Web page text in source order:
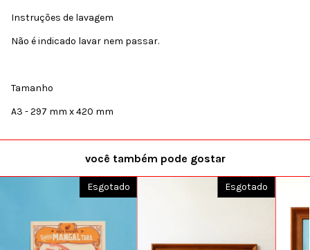
Instruções de lavagem
Não é indicado lavar nem passar.
Tamanho
A3 - 297 mm x 420 mm
você também pode gostar
Esgotado Esgotado